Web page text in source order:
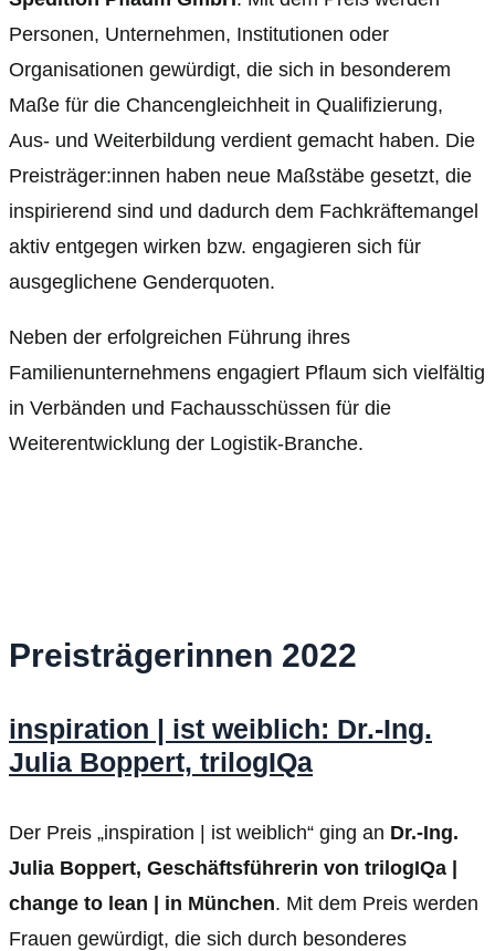
Personen, Unternehmen, Institutionen oder
Organisationen gewürdigt, die sich in besonderem
Maße für die Chancengleichheit in Qualifizierung,
Aus- und Weiterbildung verdient gemacht haben. Die
Preisträger:innen haben neue Maßstäbe gesetzt, die
inspirierend sind und dadurch dem Fachkräftemangel
aktiv entgegen wirken bzw. engagieren sich für
ausgeglichene Genderquoten.
Neben der erfolgreichen Führung ihres
Familienunternehmens engagiert Pflaum sich vielfältig
in Verbänden und Fachausschüssen für die
Weiterentwicklung der Logistik-Branche.
Preisträgerinnen 2022
inspiration | ist weiblich: Dr.-Ing.
Julia Boppert, trilogIQa
Der Preis „inspiration | ist weiblich“ ging an Dr.-Ing.
Julia Boppert, Geschäftsführerin von trilogIQa |
change to lean | in München. Mit dem Preis werden
Frauen gewürdigt, die sich durch besonderes